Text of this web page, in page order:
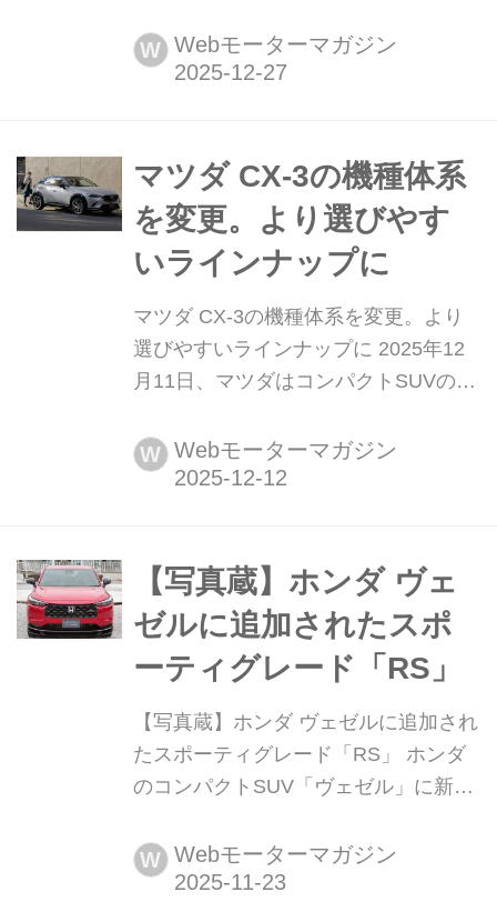
例のスペシャル企画、2025年1月1日〜
12月21日に紹介した「写真蔵」から人
は、2025年1月30日に発表(発売は4月3
日)されるや否や約5万台のオーダーが
あり、受注を一時...
W Webモーターマガジン
マツダ CX-3の機種体系
を変更。より選びやす
いラインナップに
マツダ CX-3の機種体系を変更。より
選びやすいラインナップに 2025年12
月11日、マツダはコンパクトSUVの
約受注を開始した。販売開始は、同年
12月下旬を予定している。
W Webモーターマガジン
【写真蔵】ホンダ ヴェ
ゼルに追加されたスポ
ーティグレード「RS」
【写真蔵】ホンダ ヴェゼルに追加され
たスポーティグレード「RS」 ホンダ
のコンパクトSUV「ヴェゼル」に新グ
加設定された。そのディテールを写真
で紹介しよう。
W Webモーターマガジン